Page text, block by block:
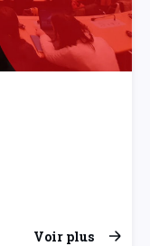
Voir plus